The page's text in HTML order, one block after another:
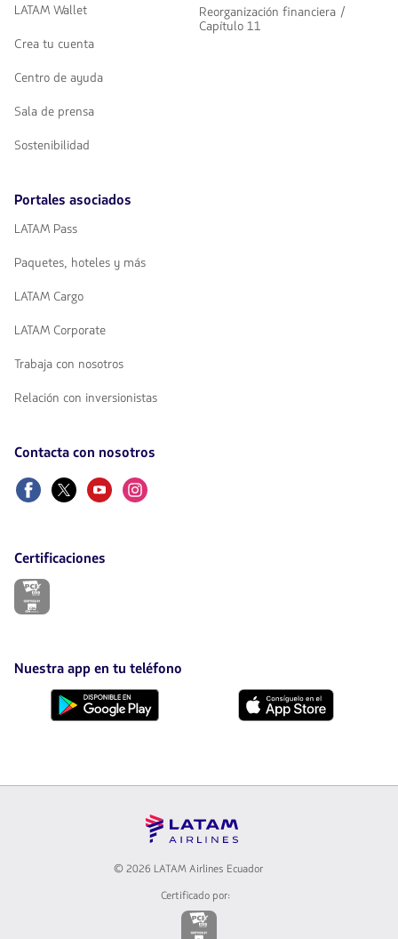
LATAM Wallet
Crea tu cuenta
Centro de ayuda
Sala de prensa
Sostenibilidad
Reorganización financiera /
Capítulo 11
Portales asociados
LATAM Pass
Paquetes, hoteles y más
LATAM Cargo
LATAM Corporate
Trabaja con nosotros
Relación con inversionistas
Contacta con nosotros
FacebookTwitterYoutubeInstagram
Certificaciones
El
nueva
pestaña.
Nuestra app en tu teléfono
Descárgala
Descárgala
© 2026 LATAM Airlines Ecuador
Certificado por:
El